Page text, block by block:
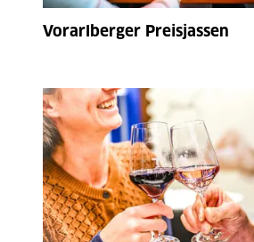
Vorarlberger Preisjassen